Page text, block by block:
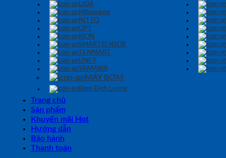
LIOA
Milwaukee
NITTO
OPT
RION
SMARTSENSOR
TENMART
UNI-T
YAMAWA
MÁY BƠM
Bơm Định Lượng
Trang chủ
Sản phẩm
Khuyến mãi Hot
Hướng dẫn
Bảo hành
Thanh toán